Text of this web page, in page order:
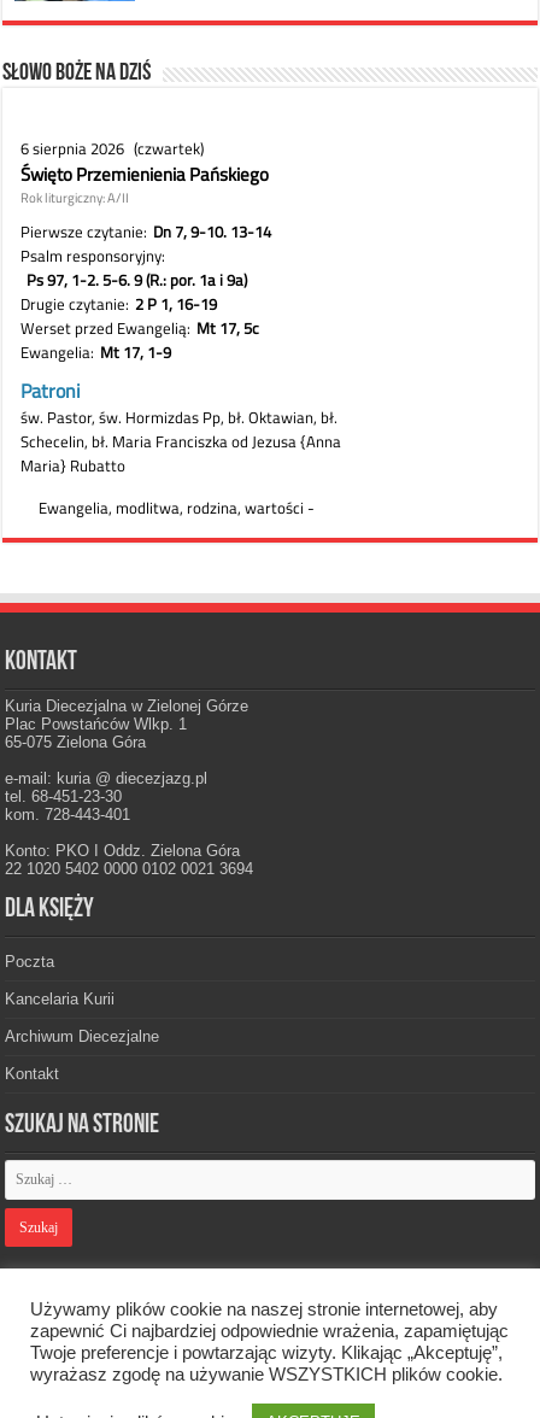
Słowo Boże na dziś
Kontakt
Kuria Diecezjalna w Zielonej Górze
Plac Powstańców Wlkp. 1
65-075 Zielona Góra
e-mail: kuria @ diecezjazg.pl
tel. 68-451-23-30
kom. 728-443-401
Konto: PKO I Oddz. Zielona Góra
22 1020 5402 0000 0102 0021 3694
Dla księży
Poczta
Kancelaria Kurii
Archiwum Diecezjalne
Kontakt
Szukaj na stronie
Designed by Webdawid
Używamy plików cookie na naszej stronie internetowej, aby
zapewnić Ci najbardziej odpowiednie wrażenia, zapamiętując
Twoje preferencje i powtarzając wizyty. Klikając „Akceptuję”,
wyrażasz zgodę na używanie WSZYSTKICH plików cookie.